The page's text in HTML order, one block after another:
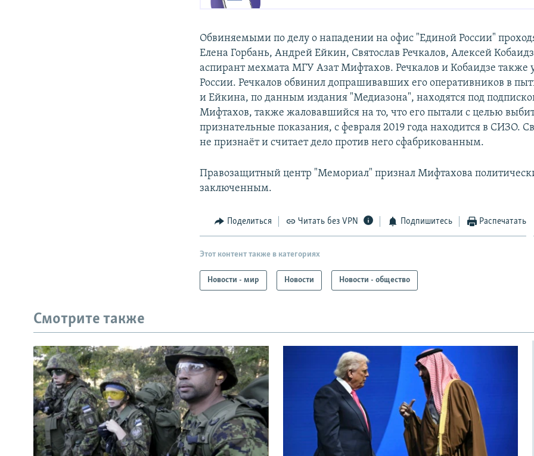
Обвиняемыми по делу о нападении на офис "Единой России"
Елена Горбань, Андрей Ейкин, Святослав Речкалов, Алексей
аспирант мехмата МГУ Азат Мифтахов. Речкалов и Кобаидзе также
России. Речкалов обвинил допрашивавших его оперативников в
и Ейкина, по данным издания "Медиазона", находятся под
Мифтахов, также жаловавшийся на то, что его пытали с целью
признательные показания, с февраля 2019 года находится в СИЗО.
не признаёт и считает дело против него сфабрикованным.
Правозащитный центр "Мемориал" признал Мифтахова
заключенным.
Поделиться Читать без VPN Подпишитесь Распечатать
Этот контент также в категориях
Новости - мир Новости Новости - общество
Смотрите также